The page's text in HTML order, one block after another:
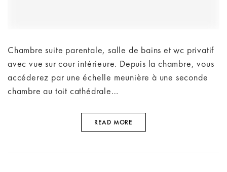
Chambre suite parentale, salle de bains et wc privatif
avec vue sur cour intérieure. Depuis la chambre, vous
accéderez par une échelle meunière à une seconde
chambre au toit cathédrale…
READ MORE